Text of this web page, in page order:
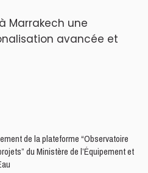
Marrakech une
avancée et
de la plateforme “Observatoire
du Ministère de l’Équipement et